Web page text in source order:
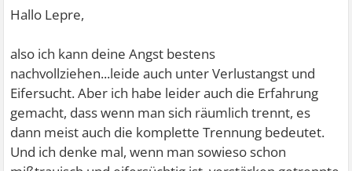
Hallo Lepre,
also ich kann deine Angst bestens
nachvollziehen...leide auch unter Verlustangst und
Eifersucht. Aber ich habe leider auch die Erfahrung
gemacht, dass wenn man sich räumlich trennt, es
dann meist auch die komplette Trennung bedeutet.
Und ich denke mal, wenn man sowieso schon